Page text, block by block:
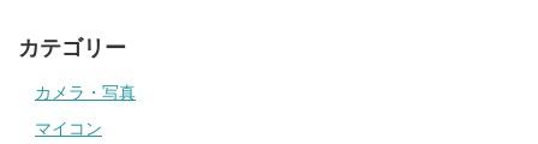
カテゴリー
カメラ・写真
マイコン